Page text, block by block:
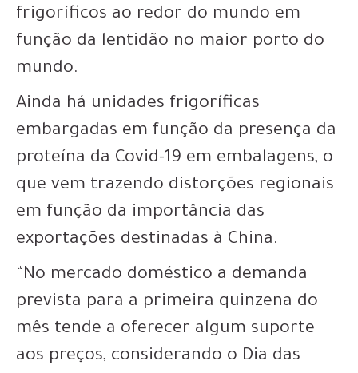
frigoríficos ao redor do mundo em
função da lentidão no maior porto do
mundo.
Ainda há unidades frigoríficas
embargadas em função da presença da
proteína da Covid-19 em embalagens, o
que vem trazendo distorções regionais
em função da importância das
exportações destinadas à China.
“No mercado doméstico a demanda
prevista para a primeira quinzena do
mês tende a oferecer algum suporte
aos preços, considerando o Dia das